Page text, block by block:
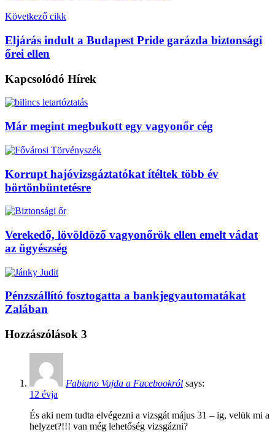
Következő cikk
Eljárás indult a Budapest Pride garázda biztonsági
őrei ellen
Kapcsolódó Hírek
Már megint megbukott egy vagyonőr cég
Korrupt hajóvizsgáztatókat ítéltek több év
börtönbüntetésre
Verekedő, lövöldöző vagyonőrök ellen emelt vádat
az ügyészség
Pénzszállító fosztogatta a bankjegyautomatákat
Zalában
Hozzászólások 3
Fabiano Vajda a Facebookról says:
12 évja
És aki nem tudta elvégezni a vizsgát május 31 – ig, velük mi a
helyzet?!!! van még lehetőség vizsgázni?